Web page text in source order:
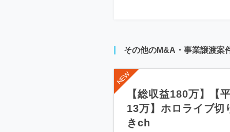
その他のM&A・事業譲渡案
【総収益180万】【
13万】ホロライブ切
きch